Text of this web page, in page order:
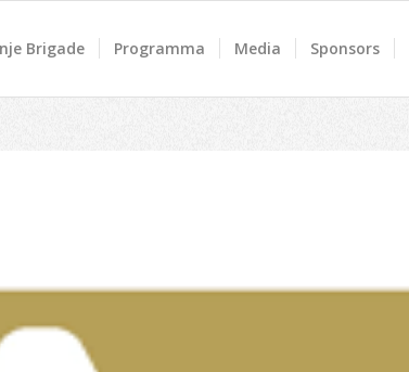
Brigade Programma Media Sponsors